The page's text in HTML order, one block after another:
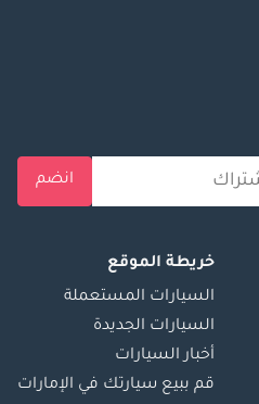
انضم
خريطة الموقع
السيارات المستعملة
السيارات الجديدة
أخبار السيارات
قم ببيع سيارتك في الإمارات